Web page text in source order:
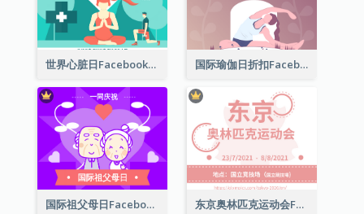
世界心脏日Facebook帖子 国际瑜伽日折扣Facebook帖子
国际祖父母日Facebook帖子 东京奥林匹克运动会Facebook帖子